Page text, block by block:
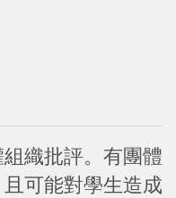
織批評。有團體
可能對學生造成